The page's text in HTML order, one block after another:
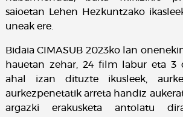
saioetan Lehen Hezkuntzako
uneak ere.
Bidaia CIMASUB 2023ko lan
hauetan zehar, 24 film labur eta 3
ahal izan dituzte ikusleek,
aurkezpenetatik arreta handiz
argazki erakusketa antolatu